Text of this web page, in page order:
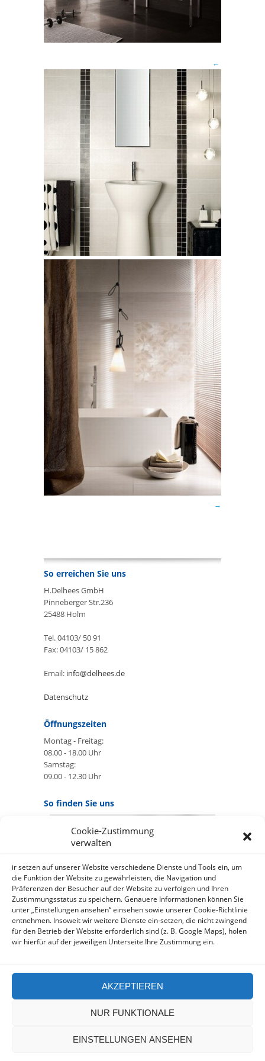
Cookie-Zustimmung
verwalten
ir setzen auf unserer Website verschiedene Dienste und Tools ein, um
die Funktion der Website zu gewährleisten, die Navigation und
Präferenzen der Besucher auf der Website zu verfolgen und Ihren
Zustimmungsstatus zu speichern. Genauere Informationen können Sie
unter „Einstellungen ansehen“ einsehen sowie unserer Cookie-Richtlinie
entnehmen. Insoweit wir weitere Dienste ein-setzen, die nicht zwingend
für den Betrieb der Website erforderlich sind (z. B. Google Maps), holen
wir hierfür auf der jeweiligen Unterseite Ihre Zustimmung ein.
AKZEPTIEREN
NUR FUNKTIONALE
EINSTELLUNGEN ANSEHEN
So erreichen Sie uns
H.Delhees GmbH
Pinneberger Str.236
25488 Holm
Tel. 04103/ 50 91
Fax: 04103/ 15 862
Email: info@delhees.de
Datenschutz
Öffnungszeiten
Montag - Freitag:
08.00 - 18.00 Uhr
Samstag:
09.00 - 12.30 Uhr
So finden Sie uns
GOOGLE MAPS:
AKZEPTIEREN
Anbieter: Google Ireland Limited
Bei der Nutzung dieses Dienstes
werden Daten an Google
über¬mittelt, außer¬dem ist es
wahr-scheinlich dass Google Daten
(z.B. Cookies) auf Ihrem Gerät
https://policies.google.com/privacy?
hl=de&gl=de